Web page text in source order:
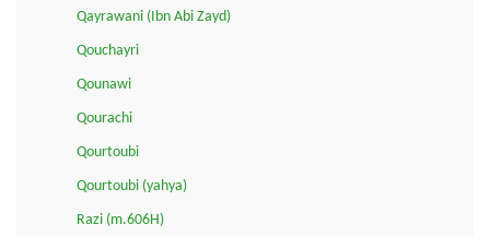
Qayrawani (Ibn Abi Zayd)
Qouchayri
Qounawi
Qourachi
Qourtoubi
Qourtoubi (yahya)
Razi (m.606H)